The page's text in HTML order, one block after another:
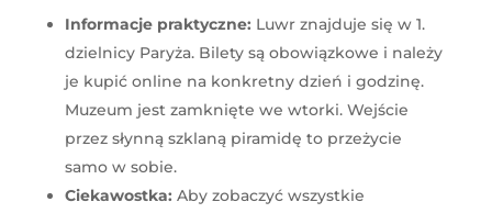
Informacje praktyczne: Luwr znajduje się w 1.
dzielnicy Paryża. Bilety są obowiązkowe i należy
je kupić online na konkretny dzień i godzinę.
Muzeum jest zamknięte we wtorki. Wejście
przez słynną szklaną piramidę to przeżycie
samo w sobie.
Ciekawostka: Aby zobaczyć wszystkie